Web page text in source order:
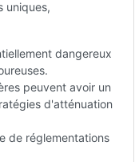
uniques,
dangereux
peuvent avoir un
d'atténuation
de réglementations